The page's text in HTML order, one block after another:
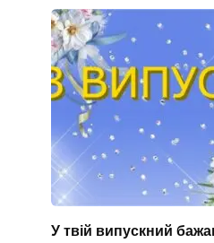
У твій випускний